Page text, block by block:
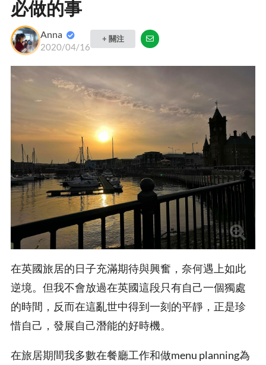
必做的事
Anna
2020/04/16
+ 關注
在英國旅居的日子充滿期待與興奮，奈何遇上如此
逆境。但我不會放過在英國這段只有自己一個獨處
的時間，反而在這亂世中得到一刻的平靜，正是珍
惜自己，發展自己潛能的好時機。
在旅居期間我多數在餐廳工作和做menu planning為